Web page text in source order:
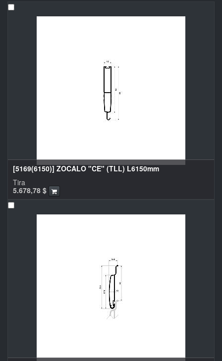
[5169(6150)] ZOCALO "CE" (TLL) L6150mm
5.678,78 $
Tira